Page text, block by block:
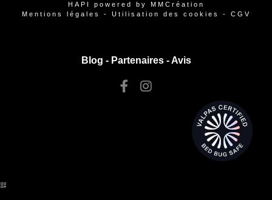
HAPI powered by
MMCréation
Mentions légales
- Utilisation des cookies - CGV
Blog - Partenaires-Avis